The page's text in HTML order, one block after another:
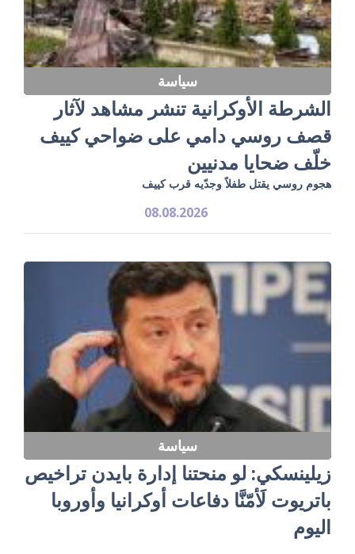
سياسة
الشرطة الأوكرانية تنشر مشاهد لآثار
قصف روسي دامي على ضواحي كييف
خلّف ضحايا مدنيين
هجوم روسي يقتل طفلاً وجدّيه قرب كييف
08.08.2026
سياسة
زيلينسكي: لو منحتنا إدارة بايدن تراخيص
باتريوت لَأمّنَّا دفاعات أوكرانيا وأوروبا
اليوم